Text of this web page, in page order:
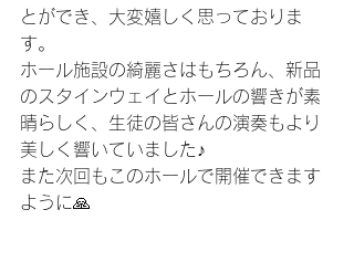
とができ、大変嬉しく思っておりま
す。
ホール施設の綺麗さはもちろん、新品
のスタインウェイとホールの響きが素
晴らしく、生徒の皆さんの演奏もより
美しく響いていました♪
また次回もこのホールで開催できます
ように🙏